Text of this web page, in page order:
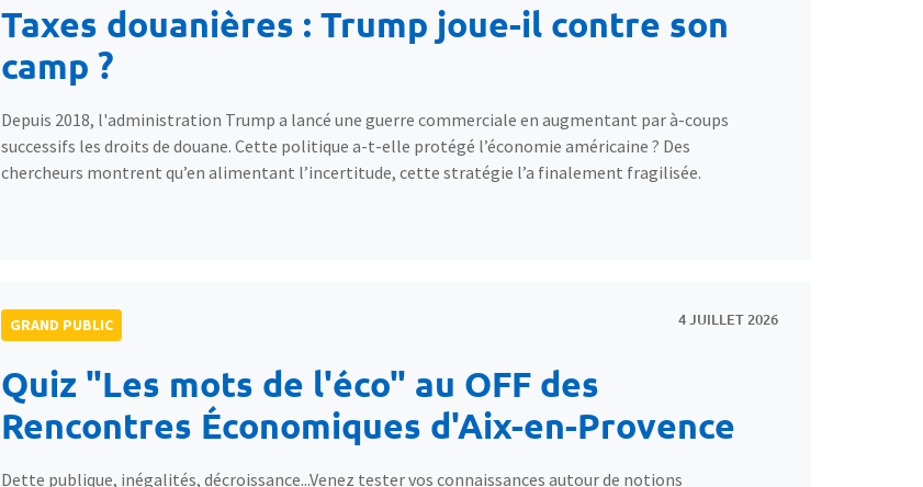
Taxes douanières : Trump joue-il contre son
camp ?
Depuis 2018, l'administration Trump a lancé une guerre commerciale en augmentant par à-coups
successifs les droits de douane. Cette politique a-t-elle protégé l’économie américaine ? Des
chercheurs montrent qu’en alimentant l’incertitude, cette stratégie l’a finalement fragilisée.
GRAND PUBLIC
Quiz "Les mots de l'éco" au OFF des
Rencontres Économiques d'Aix-en-Provence
Dette publique, inégalités, décroissance...Venez tester vos connaissances autour de notions
4 JUILLET 2026